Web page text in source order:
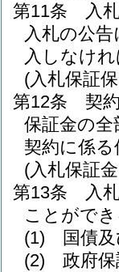
第11条
入
入札の公
入しなけ
(入札保証
第12条
契
保証金の
契約に係
(入札保証
第13条
入
ことがで
(1)
国債
(2)
政府